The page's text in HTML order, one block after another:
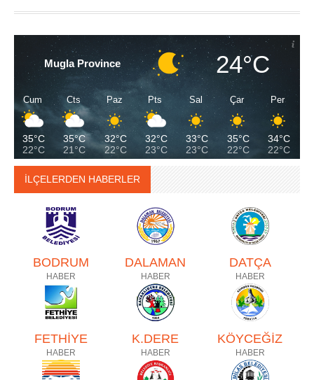
Mugla Province 24°C
Cum
35°C
22°C
Cts
35°C
21°C
Paz
32°C
22°C
Pts
32°C
23°C
Sal
33°C
23°C
Çar
35°C
22°C
Per
34°C
22°C
İLÇELERDEN HABERLER
BODRUM
HABER
DALAMAN
HABER
DATÇA
HABER
FETHİYE
HABER
K.DERE
HABER
KÖYCEĞİZ
HABER